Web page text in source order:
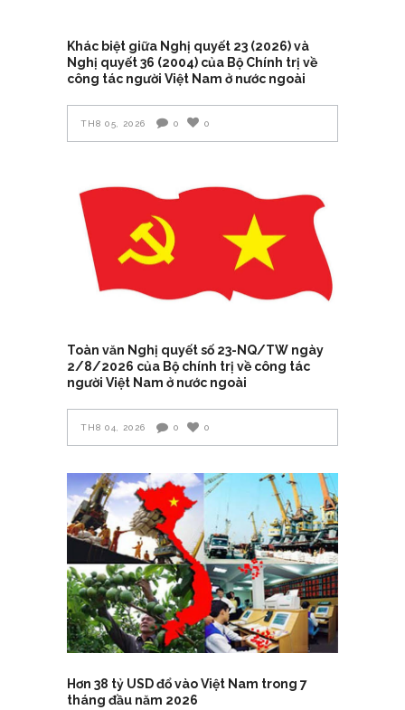
Khác biệt giữa Nghị quyết 23 (2026) và
Nghị quyết 36 (2004) của Bộ Chính trị về
công tác người Việt Nam ở nước ngoài
TH8 05, 2026 0 0
Toàn văn Nghị quyết số 23-NQ/TW ngày
2/8/2026 của Bộ chính trị về công tác
người Việt Nam ở nước ngoài
TH8 04, 2026 0 0
Hơn 38 tỷ USD đổ vào Việt Nam trong 7
tháng đầu năm 2026